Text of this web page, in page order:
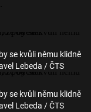
se kvůli němu klidně
Lebeda / ČTS
se kvůli němu klidně
Lebeda / ČTS